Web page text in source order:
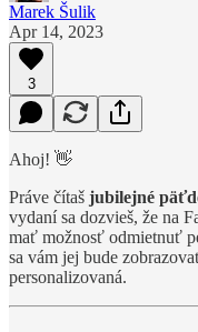
Marek Šulik
Apr 14, 2023
3
Ahoj! 👋
Práve čítaš jubilejné
vydaní sa dozvieš, že na
mať možnosť odmietnuť
sa vám jej bude
personalizovaná.